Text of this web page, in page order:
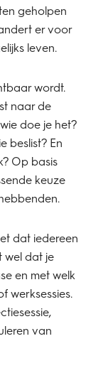
geholpen
er voor
leven.
wordt.
naar de
doe je het?
beslist? En
Op basis
keuze
dat iedereen
wel dat je
en met welk
werksessies.
van